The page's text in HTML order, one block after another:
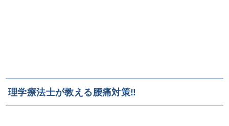
理学療法士が教える腰痛対策‼